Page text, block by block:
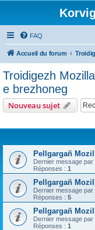
FAQ
Accueil du forum
Troidigezh
e brezhoneg
Nouveau sujet
Pellgargañ
Dernier message par
Réponses : 1
Pellgargañ
Dernier message par
Réponses : 5
Pellgargañ
Dernier message par
Réponses : 1